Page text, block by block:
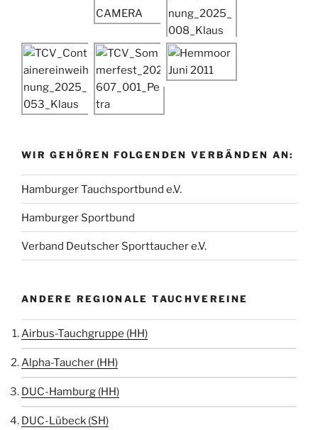
WIR GEHÖREN FOLGENDEN VERBÄNDEN AN:
Hamburger Tauchsportbund e.V.
Hamburger Sportbund
Verband Deutscher Sporttaucher e.V.
ANDERE REGIONALE TAUCHVEREINE
Airbus-Tauchgruppe (HH)
Alpha-Taucher (HH)
DUC-Hamburg (HH)
DUC-Lübeck (SH)